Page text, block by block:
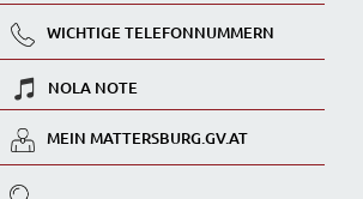
WICHTIGE TELEFONNUMMERN
NOLA NOTE
MEIN MATTERSBURG.GV.AT